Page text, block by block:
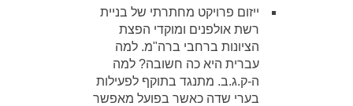
ייזום פרויקט מחתרתי של בניית
רשת אולפנים ומוקדי הפצת
הציונות ברחבי ברה"מ. למה
עברית היא כה חשובה? למה
ה-ק.ג.ב. מתנגד בתוקף לפעילות
בערי שדה כאשר בפועל מאפשר